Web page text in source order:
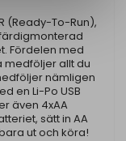
(Ready-To-Run),
Fördelen med
medföljer allt du
nämligen
en Li-Po USB
även 4xAA
sätt in AA
ut och köra!